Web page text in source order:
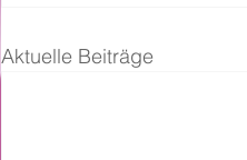
Aktuelle Beiträge